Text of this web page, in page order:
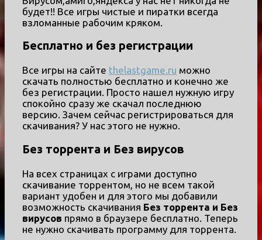
будет!! Все игры чистые и пиратки всегда
взломанные рабочим кряком.
Бесплатно и без регистрации
Все игры на сайте thelastgame.ru можно
скачать полностью бесплатно и конечно же
без регистрации. Просто нашел нужную игру
спокойно сразу же скачал последнюю
версию. Зачем сейчас регистрироваться для
скачивания? У нас этого не нужно.
Без торрента и Без вирусов
На всех страницах с играми доступно
скачивание торрентом, но не всем такой
вариант удобен и для этого мы добавили
возможность скачивания Без торрента и Без
вирусов прямо в браузере бесплатно. Теперь
не нужно скачивать программу для торрента.